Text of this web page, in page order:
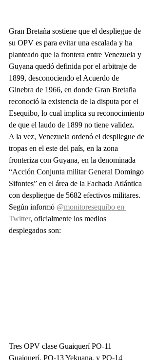
Gran Bretaña sostiene que el despliegue de
su OPV es para evitar una escalada y ha
planteado que la frontera entre Venezuela y
Guyana quedó definida por el arbitraje de
1899, desconociendo el Acuerdo de
Ginebra de 1966, en donde Gran Bretaña
reconoció la existencia de la disputa por el
Esequibo, lo cual implica su reconocimiento
de que el laudo de 1899 no tiene validez.
A la vez, Venezuela ordenó el despliegue de
tropas en el este del país, en la zona
fronteriza con Guyana, en la denominada
“Acción Conjunta militar General Domingo
Sifontes” en el área de la Fachada Atlántica
con despliegue de 5682 efectivos militares.
Según informó @monitoresequibo en
Twitter, oficialmente los medios
desplegados son:
Tres OPV clase Guaiquerí PO-11
Guaiquerí, PO-13 Yekuana, y PO-14